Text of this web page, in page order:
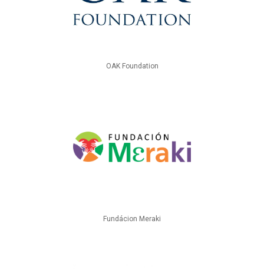
OAK Foundation
Fundácion Meraki